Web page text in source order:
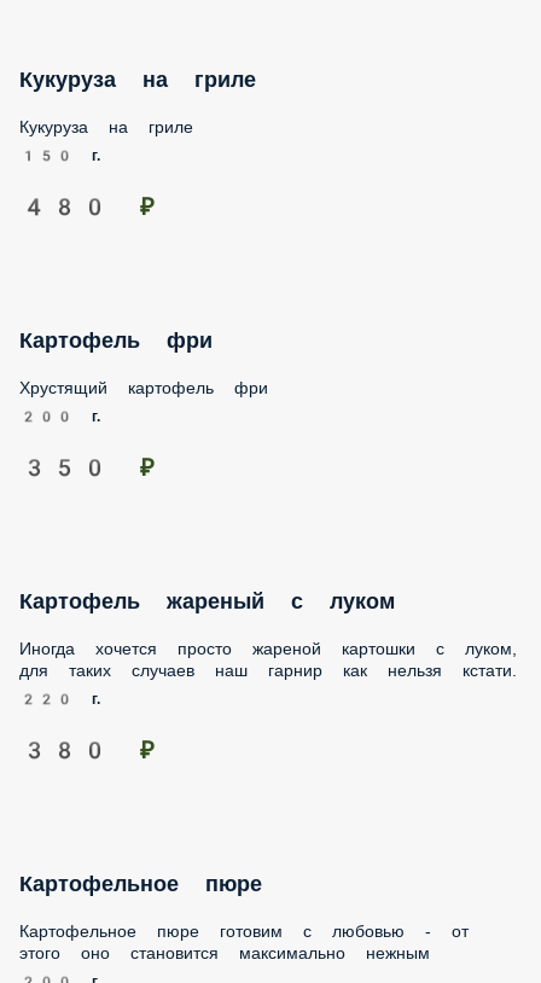
Кукуруза на гриле
Кукуруза на гриле
150 г.
480 ₽
Картофель фри
Хрустящий картофель фри
200 г.
350 ₽
Картофель жареный с луком
Иногда хочется просто жареной картошки с
луком, для таких случаев наш гарнир как
нельзя кстати.
380 ₽
Картофельное пюре
Картофельное пюре готовим с любовью - от
этого оно становится максимально нежным